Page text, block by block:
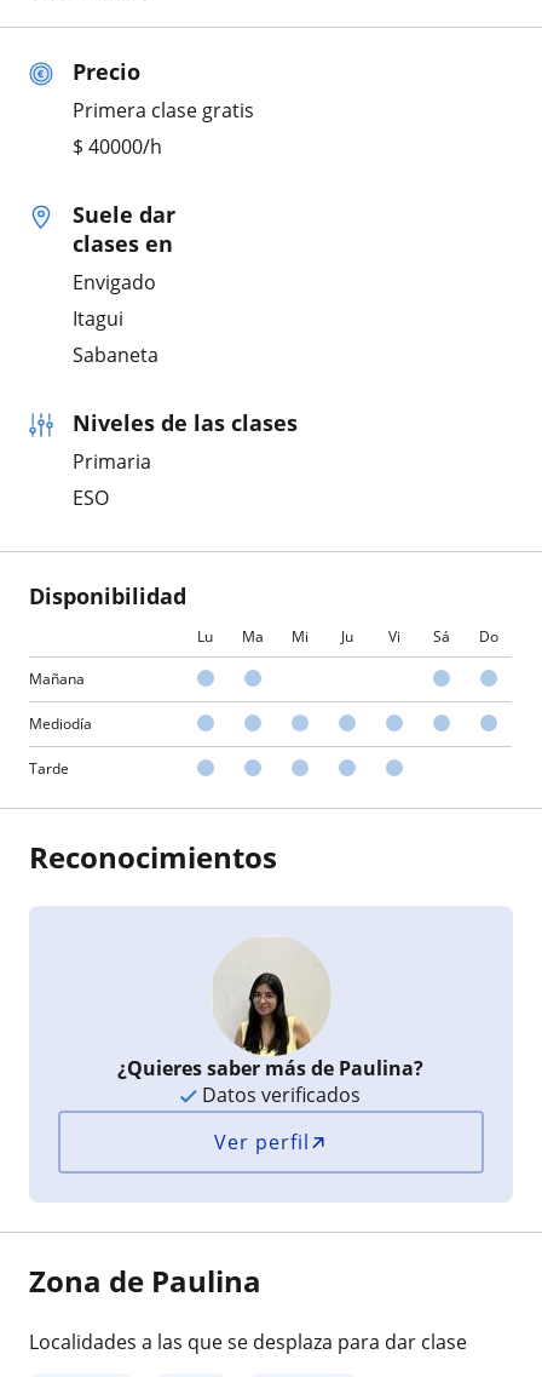
Precio
Primera clase gratis
$ 40000/h
Suele dar
clases en
Envigado
Itagui
Sabaneta
Niveles de las clases
Primaria
ESO
Disponibilidad
Lu Ma Mi Ju Vi Sá Do
Mañana
Mediodía
Tarde
Reconocimientos
¿Quieres saber más de Paulina?
Datos verificados
Ver perfil
Zona de Paulina
Localidades a las que se desplaza para dar clase